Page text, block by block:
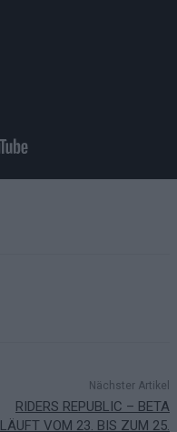
Nächster Artikel
RIDERS REPUBLIC – BETA
LÄUFT VOM 23. BIS ZUM 25.